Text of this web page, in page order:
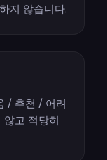
지 않습니다.
/ 추천 / 어려
않고 적당히